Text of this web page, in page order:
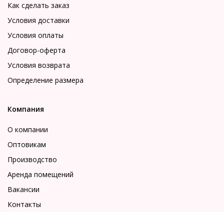
Как сделать заказ
Условия доставки
Условия оплаты
Договор-оферта
Условия возврата
Определение размера
Компания
О компании
Оптовикам
Производство
Аренда помещений
Вакансии
Контакты